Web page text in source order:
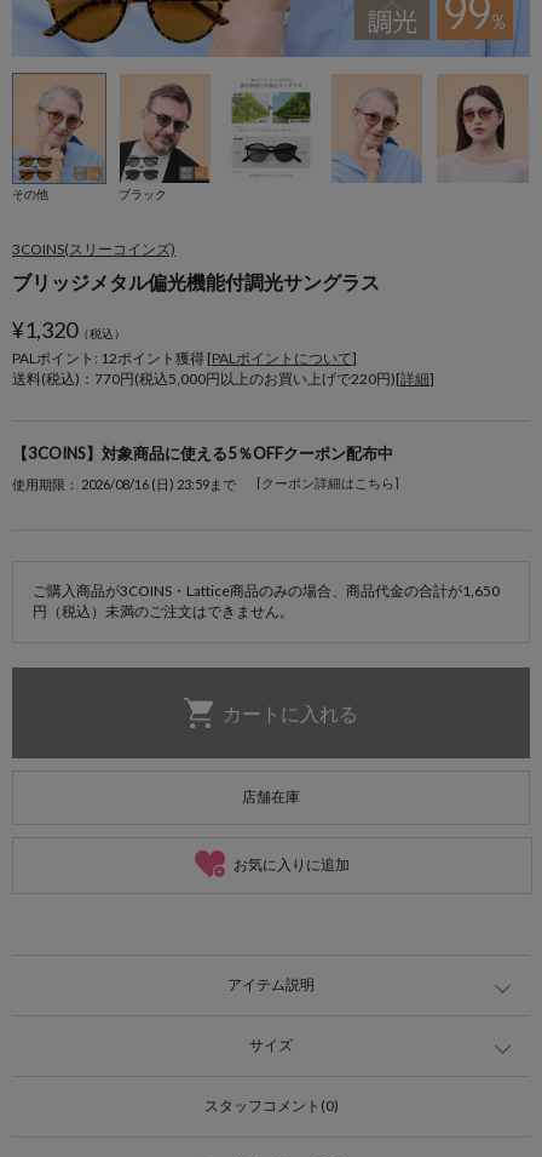
その他 ブラック
3COINS(スリーコインズ)
ブリッジメタル偏光機能付調光サングラス
¥1,320（税込）
PALポイント: 12ポイント獲得 [PALポイントについて]
送料(税込)：770円(税込5,000円以上のお買い上げで220円)[詳細]
【3COINS】対象商品に使える5％OFFクーポン配布中
使用期限： 2026/08/16 (日) 23:59まで [クーポン詳細はこちら]
ご購入商品が3COINS・Lattice商品のみの場合、商品代金の合計が1,650
円（税込）未満のご注文はできません。
店舗在庫
お気に入りに追加
アイテム説明
サイズ
スタッフコメント(0)